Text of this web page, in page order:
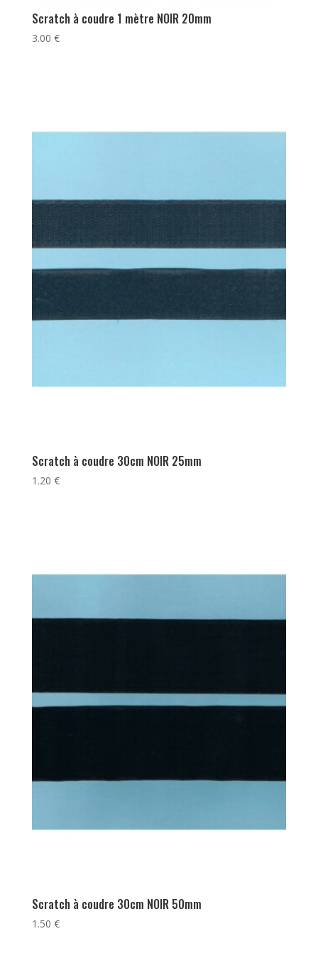
Scratch à coudre 1 mètre NOIR 20mm
3.00 €
Scratch à coudre 30cm NOIR 25mm
1.20 €
Scratch à coudre 30cm NOIR 50mm
1.50 €